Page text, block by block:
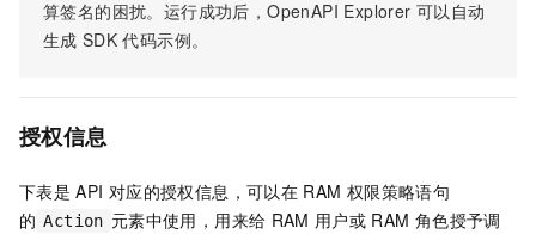
算签名的困扰。运行成功后，OpenAPI Explorer 可以自动
生成 SDK 代码示例。
授权信息
下表是 API 对应的授权信息，可以在 RAM 权限策略语句
的 Action 元素中使用，用来给 RAM 用户或 RAM 角色授予调